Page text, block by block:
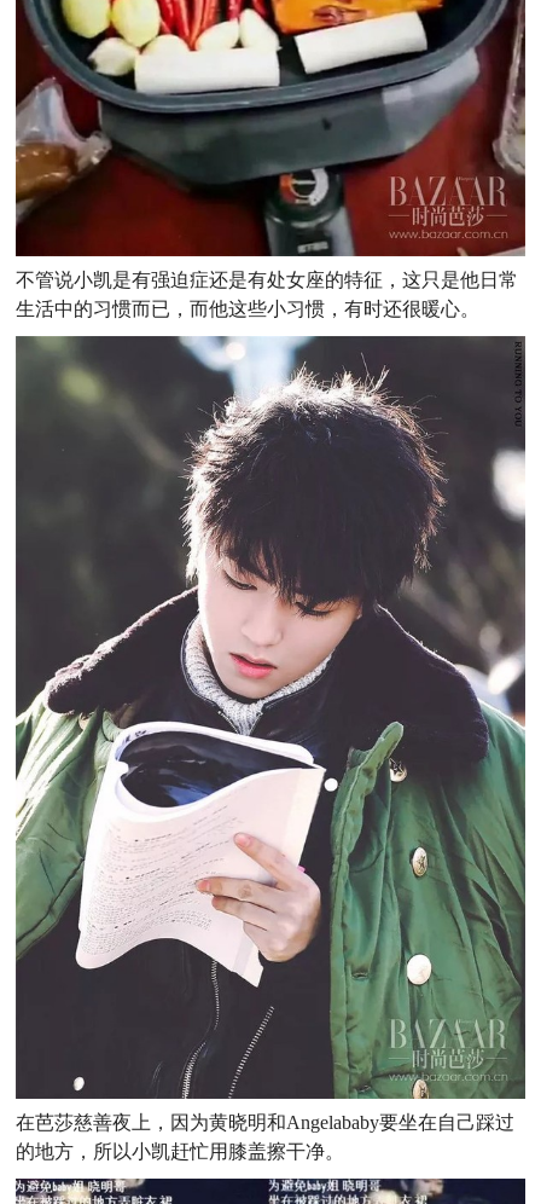
不管说小凯是有强迫症还是有处女座的特征，这只是他日常
生活中的习惯而已，而他这些小习惯，有时还很暖心。
在芭莎慈善夜上，因为黄晓明和Angelababy要坐在自己踩过
的地方，所以小凯赶忙用膝盖擦干净。